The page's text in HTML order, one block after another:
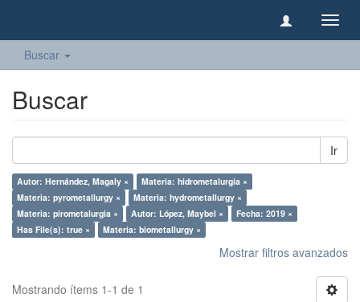
Buscar
Buscar
Ir
Autor: Hernández, Magaly ×
Materia: hidrometalurgia ×
Materia: pyrometallurgy ×
Materia: hydrometallurgy ×
Materia: pirometalurgia ×
Autor: López, Maybel ×
Fecha: 2019 ×
Has File(s): true ×
Materia: biometallurgy ×
Mostrar filtros avanzados
Mostrando ítems 1-1 de 1